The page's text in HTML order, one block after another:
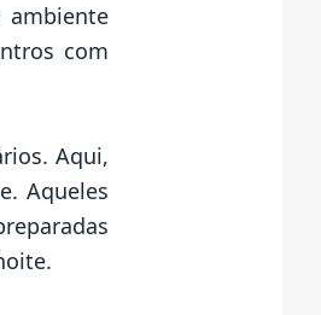
ambiente
com
Aqui,
Aqueles